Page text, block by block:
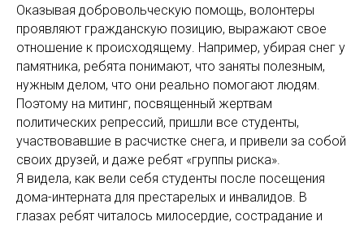
Оказывая добровольческую помощь, волонтеры
проявляют гражданскую позицию, выражают свое
отношение к происходящему. Например, убирая снег у
памятника, ребята понимают, что заняты полезным,
нужным делом, что они реально помогают людям.
Поэтому на митинг, посвященный жертвам
политических репрессий, пришли все студенты,
участвовавшие в расчистке снега, и привели за собой
своих друзей, и даже ребят «группы риска».
Я видела, как вели себя студенты после посещения
дома-интерната для престарелых и инвалидов. В
глазах ребят читалось милосердие, сострадание и